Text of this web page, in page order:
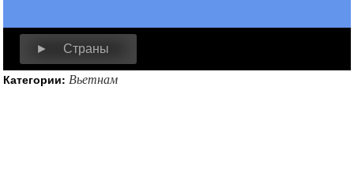
► Страны
Категории: Вьетнам